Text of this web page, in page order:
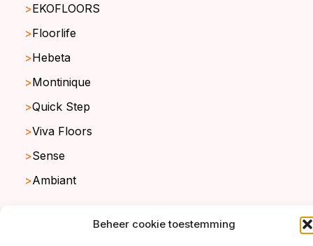
Beheer cookie toestemming
EKOFLOORS
Floorlife
Hebeta
Montinique
Quick Step
Viva Floors
Sense
Ambiant